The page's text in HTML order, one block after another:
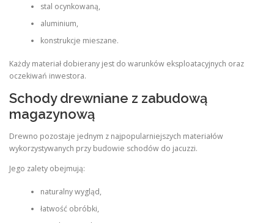
stal ocynkowaną,
aluminium,
konstrukcje mieszane.
Każdy materiał dobierany jest do warunków eksploatacyjnych oraz
oczekiwań inwestora.
Schody drewniane z zabudową
magazynową
Drewno pozostaje jednym z najpopularniejszych materiałów
wykorzystywanych przy budowie schodów do jacuzzi.
Jego zalety obejmują:
naturalny wygląd,
łatwość obróbki,